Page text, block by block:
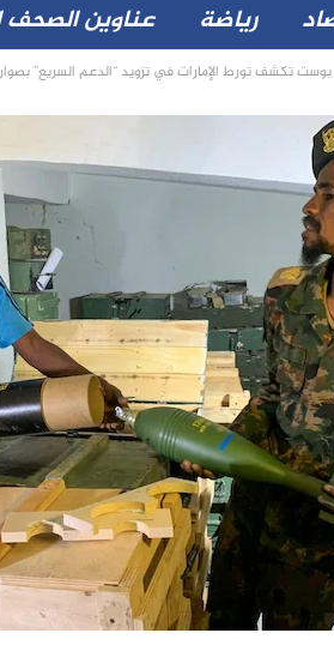
رياضة عناوين الصحف
تكشف تورط الإمارات في تزويد “الدعم السريع”